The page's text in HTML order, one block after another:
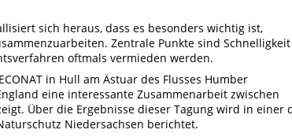
sich heraus, dass es besonders wichtig ist,
Zentrale Punkte sind Schnelligkeit
oftmals vermieden werden.
in Hull am Ästuar des Flusses Humber
eine interessante Zusammenarbeit zwischen
Über die Ergebnisse dieser Tagung wird in einer
Niedersachsen berichtet.